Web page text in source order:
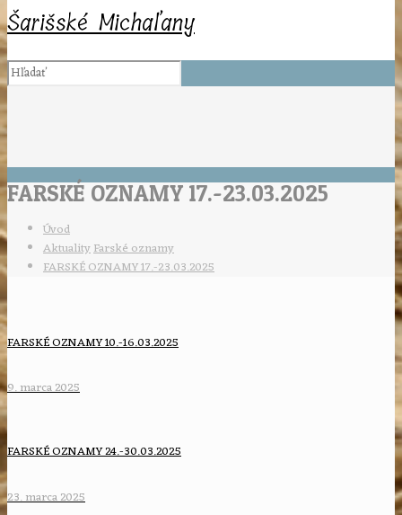
Šarišské Michaľany
FARSKÉ OZNAMY 17.-23.03.2025
Úvod
AktualityFarské oznamy
FARSKÉ OZNAMY 17.-23.03.2025
FARSKÉ OZNAMY 10.-16.03.2025
9. marca 2025
FARSKÉ OZNAMY 24.-30.03.2025
23. marca 2025